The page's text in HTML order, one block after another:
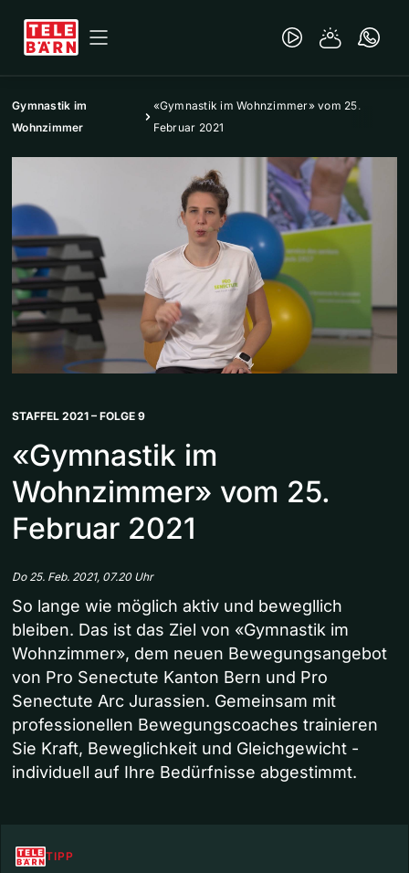
Gymnastik im
Wohnzimmer
«Gymnastik im Wohnzimmer» vom 25.
Februar 2021
STAFFEL 2021 – FOLGE 9
«Gymnastik im
Wohnzimmer» vom 25.
Februar 2021
Do 25. Feb. 2021, 07.20 Uhr
So lange wie möglich aktiv und bewegllich
bleiben. Das ist das Ziel von «Gymnastik im
Wohnzimmer», dem neuen Bewegungsangebot
von Pro Senectute Kanton Bern und Pro
Senectute Arc Jurassien. Gemeinsam mit
professionellen Bewegungscoaches trainieren
Sie Kraft, Beweglichkeit und Gleichgewicht -
individuell auf Ihre Bedürfnisse abgestimmt.
TIPP